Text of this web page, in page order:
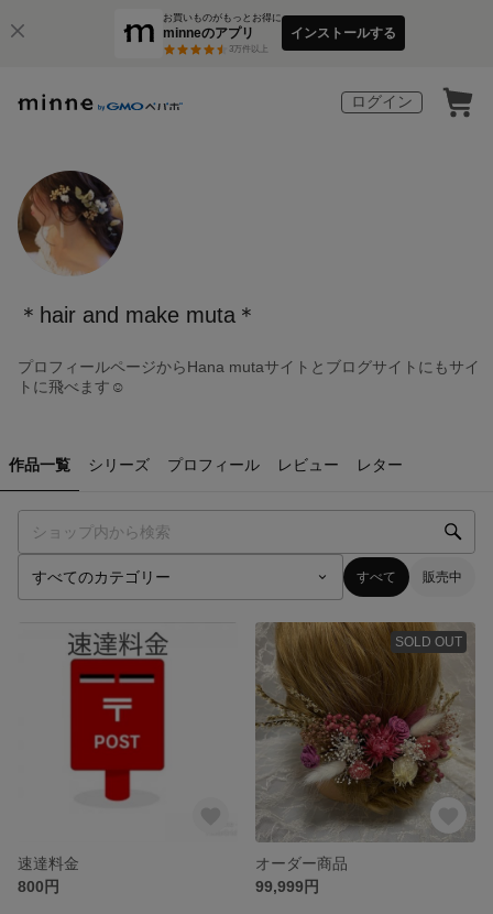
お買いものがもっとお得に
minneのアプリ
3万件以上
インストールする
ログイン
＊hair and make muta＊
プロフィールページからHana mutaサイトとブログサイトにもサイ
トに飛べます☺️
作品一覧 シリーズ プロフィール レビュー レター
すべて 販売中
速達料金
800円
SOLD OUT
オーダー商品
99,999円